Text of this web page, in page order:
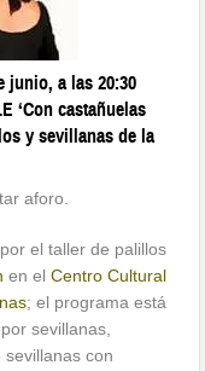
junio, a las 20:30
‘Con castañuelas
y sevillanas de la
aforo.
el taller de palillos
en elCentro Cultural
; el programa está
sevillanas,
con